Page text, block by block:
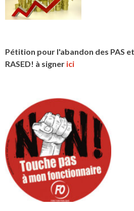
Pétition pour l'abandon des PAS
RASED! à signer ici